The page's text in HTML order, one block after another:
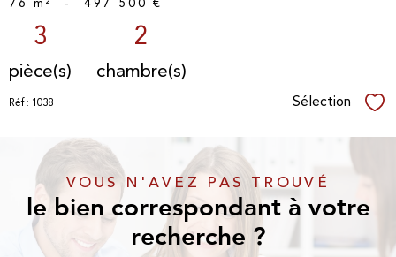
3
pièce(s)
2
chambre(s)
Réf : 1038 Sélection
VOUS N'AVEZ PAS TROUVÉ
le bien correspondant à votre
recherche ?